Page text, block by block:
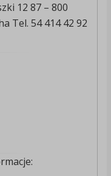
12 87 – 800
Tel. 54 414 42 92